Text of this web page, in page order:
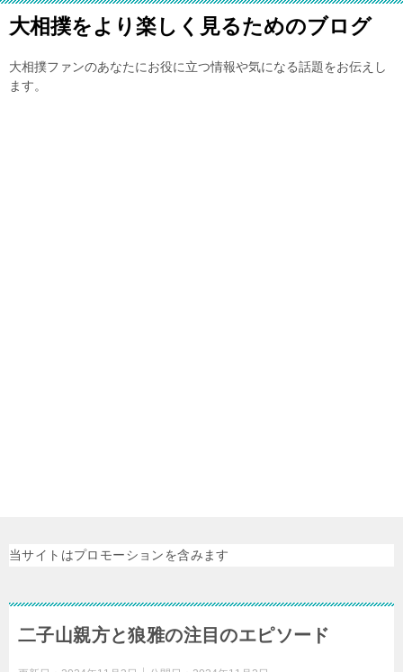
大相撲をより楽しく見るためのブログ
大相撲ファンのあなたにお役に立つ情報や気になる話題をお伝えし
ます。
当サイトはプロモーションを含みます
二子山親方と狼雅の注目のエピソード